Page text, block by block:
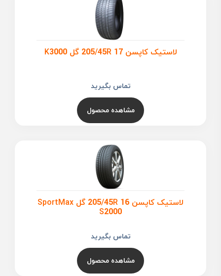
لاستیک کاپسن 205/45R 17 گل K3000
تماس بگیرید
مشاهده محصول
لاستیک کاپسن 205/45R 16 گل SportMax
S2000
تماس بگیرید
مشاهده محصول